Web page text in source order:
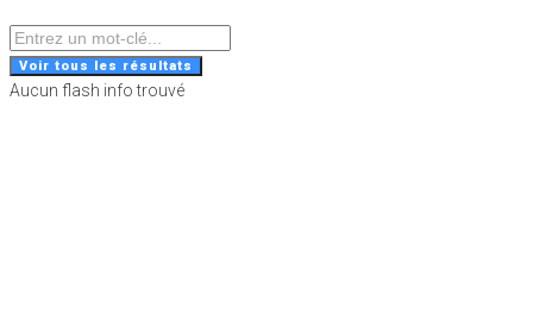
Search
...Voir tous les résultats
Aucun flash info trouvé